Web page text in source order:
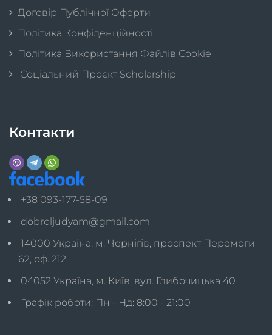
Договір Публічної Оферти
Політика Конфіденційності
Політика Використання Файлів Cookie
Соціальний Проєкт Scholarship
Контакти
+38 093-177-58-09
dobroljudyam@gmail.com
14000 Україна, м. Чернігів, проспект Перемоги
62, оф. 212
04052 Україна, м. Київ, вул. Глибочицька 40
Графік роботи: Пн - Нд: 8:00 - 21:00